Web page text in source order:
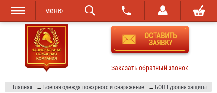
Перейти к
основному
содержанию
Skip to
navigation
меню
ОСТАВИТЬ
ЗАЯВКУ
Заказать обратный звонок
Главная → Боевая одежда пожарного и снаряжение → БОП I уровня защиты